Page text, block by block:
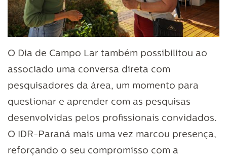
O Dia de Campo Lar também possibilitou ao
associado uma conversa direta com
pesquisadores da área, um momento para
questionar e aprender com as pesquisas
desenvolvidas pelos profissionais convidados.
O IDR-Paraná mais uma vez marcou presença,
reforçando o seu compromisso com a